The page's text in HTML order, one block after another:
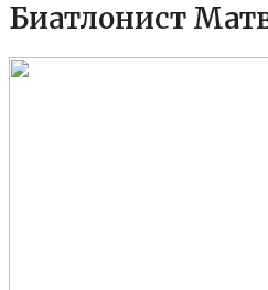
Биатлонист